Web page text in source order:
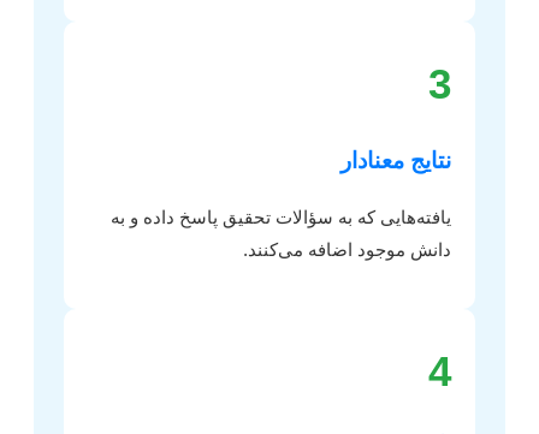
3
نتایج معنادار
یافته‌هایی که به سؤالات تحقیق پاسخ داده و به
دانش موجود اضافه می‌کنند.
4